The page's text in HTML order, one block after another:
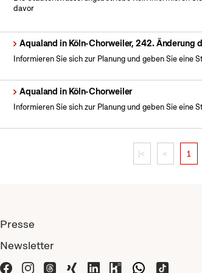
davor
Aqualand in Köln-Chorweiler, 242. Änderung
Informieren Sie sich zur Planung und geben Sie eine
Aqualand in Köln-Chorweiler
Informieren Sie sich zur Planung und geben Sie eine
|< < 1
Presse
Newsletter